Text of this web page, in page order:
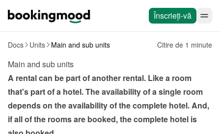
Înscrieți-vă
Docs Units Main and sub units Citire de 1 minute
Main and sub units
A rental can be part of another rental. Like a room
that's part of a hotel. The availability of a single room
depends on the availability of the complete hotel. And,
if all of the rooms are booked, the complete hotel is